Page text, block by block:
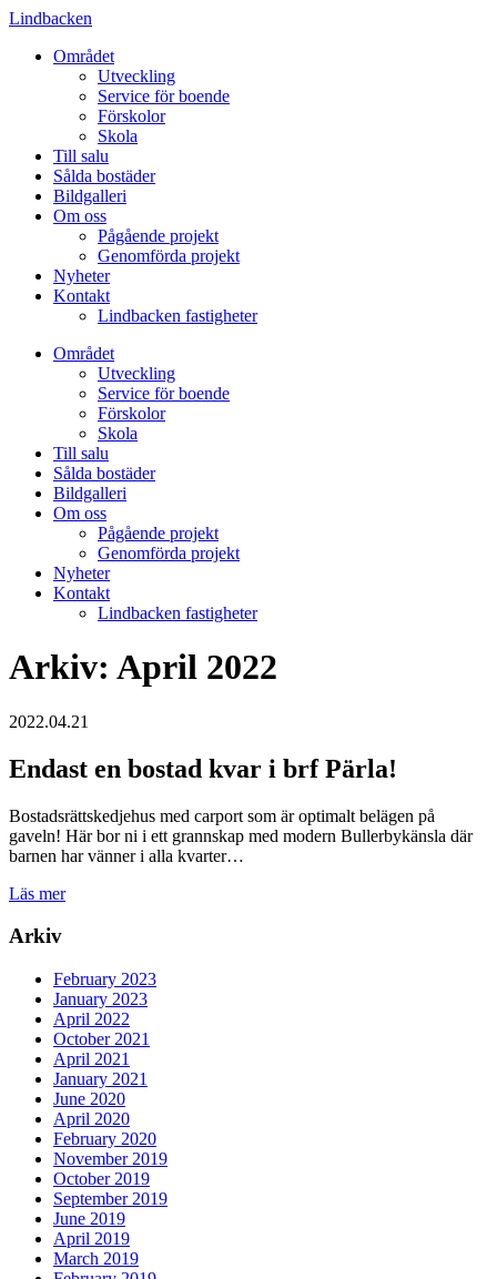
Lindbacken
Området
Utveckling
Service för boende
Förskolor
Skola
Till salu
Sålda bostäder
Bildgalleri
Om oss
Pågående projekt
Genomförda projekt
Nyheter
Kontakt
Lindbacken fastigheter
Området
Utveckling
Service för boende
Förskolor
Skola
Till salu
Sålda bostäder
Bildgalleri
Om oss
Pågående projekt
Genomförda projekt
Nyheter
Kontakt
Lindbacken fastigheter
Arkiv: April 2022
2022.04.21
Endast en bostad kvar i brf Pärla!
Bostadsrättskedjehus med carport som är optimalt belägen på
gaveln! Här bor ni i ett grannskap med modern Bullerbykänsla där
barnen har vänner i alla kvarter…
Läs mer
Arkiv
February 2023
January 2023
April 2022
October 2021
April 2021
January 2021
June 2020
April 2020
February 2020
November 2019
October 2019
September 2019
June 2019
April 2019
March 2019